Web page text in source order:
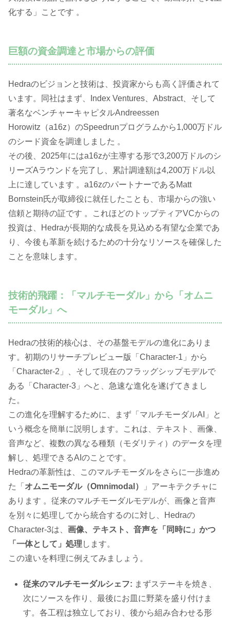
化する」ことです 。
巨額の資金調達と市場からの評価
Hedraのビジョンと技術は、投資家からも高く評価されて
います。同社はまず、Index Ventures、Abstract、そして
著名なベンチャーキャピタルAndreessen
Horowitz（a16z）のSpeedrunプログラムから1,000万ドル
のシード資金を調達しました 。
その後、2025年にはa16zが主導する形で3,200万ドルのシ
リーズAラウンドを完了し、累計調達額は4,200万ドル以
上に達しています 。a16zのパートナーであるMatt
Bornstein氏が取締役に就任したことも、市場からの強い
信頼と期待の証です 。これほどのトップティアVCからの
投資は、Hedraが長期的な成長を見込める有望な企業であ
り、今後も革新を続けるための十分なリソースを確保した
ことを意味します。
技術的飛躍：「マルチモーダル」から「オムニ
モーダル」へ
Hedraの技術的核心は、その基盤モデルの進化にありま
す。初期のリサーチプレビュー版「Character-1」から
「Character-2」、そして現在のフラッグシップモデルで
ある「Character-3」へと、急速な進化を遂げてきまし
た。
この進化を理解するために、まず「マルチモーダルAI」と
いう概念を簡単に説明します。これは、テキスト、画像、
音声など、複数の異なる種類（モダリティ）のデータを理
解し、処理できるAIのことです。
Hedraの革新性は、このマルチモーダルをさらに一歩進め
た「 オムニモーダル（Omnimodal）
」アーキテクチャに
あります 。従来のマルチモーダルモデルが、画像と音声
を別々に処理してから統合するのに対し、Hedraの
Character-3は、 画像、テキスト、音声を「同時に」かつ
「一体として」処理 します。
この違いを料理に例えてみましょう。
従来のマルチモーダルシェフ: まずステーキを焼き、
次にソースを作り、最後にお皿に野菜を盛り付けま
す。各工程は独立しており、後から組み合わせる形